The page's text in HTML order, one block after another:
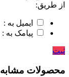
از طریق:
ایمیل به :
پیامک به :
ثبت
محصولات مشابه